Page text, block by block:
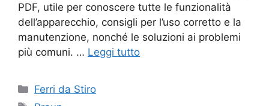
PDF, utile per conoscere tutte le funzionalità
dell’apparecchio, consigli per l’uso corretto e la
manutenzione, nonché le soluzioni ai problemi
più comuni. … Leggi tutto
Categorie
Ferri da Stiro